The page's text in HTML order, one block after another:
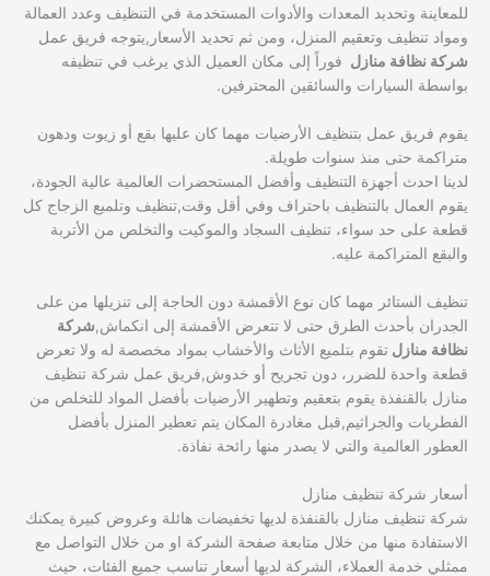
للمعاينة وتحديد المعدات والأدوات المستخدمة في التنظيف وعدد العمالة
ومواد تنظيف وتعقيم المنزل، ومن ثم تحديد الأسعار,يتوجه فريق عمل
شركة نظافة منازل فوراً إلى مكان العميل الذي يرغب في تنظيفه
بواسطة السيارات والسائقين المحترفين.
يقوم فريق عمل بتنظيف الأرضيات مهما كان عليها بقع أو زيوت ودهون
متراكمة حتى منذ سنوات طويلة.
لدينا احدث أجهزة التنظيف وأفضل المستحضرات العالمية عالية الجودة،
يقوم العمال بالتنظيف باحتراف وفي أقل وقت,تنظيف وتلميع الزجاج كل
قطعة على حد سواء، تنظيف السجاد والموكيت والتخلص من الأتربة
والبقع المتراكمة عليه.
تنظيف الستائر مهما كان نوع الأقمشة دون الحاجة إلى تنزيلها من على
الجدران بأحدث الطرق حتى لا تتعرض الأقمشة إلى انكماش,شركة
نظافة منازل تقوم بتلميع الأثاث والأخشاب بمواد مخصصة له ولا تعرض
قطعة واحدة للضرر، دون تجريح أو خدوش,فريق عمل شركة تنظيف
منازل بالقنفذة يقوم بتعقيم وتطهير الأرضيات بأفضل المواد للتخلص من
الفطريات والجراثيم,قبل مغادرة المكان يتم تعطير المنزل بأفضل
العطور العالمية والتي لا يصدر منها رائحة نفاذة.
أسعار شركة تنظيف منازل
شركة تنظيف منازل بالقنفذة لديها تخفيضات هائلة وعروض كبيرة يمكنك
الاستفادة منها من خلال متابعة صفحة الشركة او من خلال التواصل مع
ممثلي خدمة العملاء، الشركة لديها أسعار تناسب جميع الفئات، حيث